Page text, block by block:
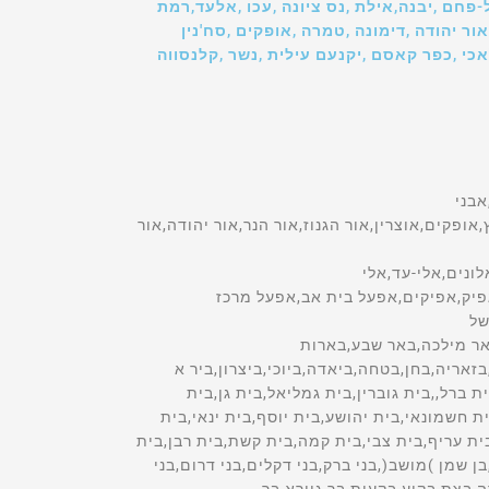
פחם ,יבנה,אילת ,נס ציונה ,עכו ,אלעד,רמת
יהודה ,דימונה ,טמרה ,אופקים ,סח'נין
,כפר קאסם ,יקנעם עילית ,נשר ,קלנסווה
ישוב,שבי ציון,שבי שומרון,שבע בארות,שגב-שלום,שדה אילן,שדה אליהו,שדה אליעזר,שדה בוקר,שדה דוד,שדה ורבורג,שדה יואב,שדה יעקב,שדה יצחק,שדה משה,שדה נחום,שדה נחמיה,שדה ניצן,שדה עוזיהו,שדה צבי,שדות ים,שדות מיכה,שדי אברהם,שדי חמד,שדי תרומות,שדמה,שדמות דבורה,שדמות מחולה,שדרות,רשימת הי